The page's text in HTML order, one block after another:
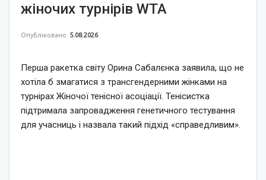
жіночих турнірів WTA
Опубліковано 5.08.2026
Перша ракетка світу Орина Сабалєнка заявила, що не
хотіла б змагатися з трансгендерними жінками на
турнірах Жіночої тенісної асоціації. Тенісистка
підтримала запровадження генетичного тестування
для учасниць і назвала такий підхід «справедливим».